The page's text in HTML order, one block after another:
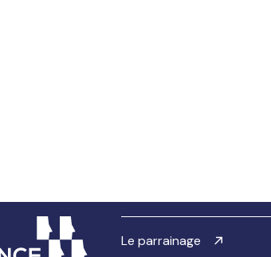
Le parrainage